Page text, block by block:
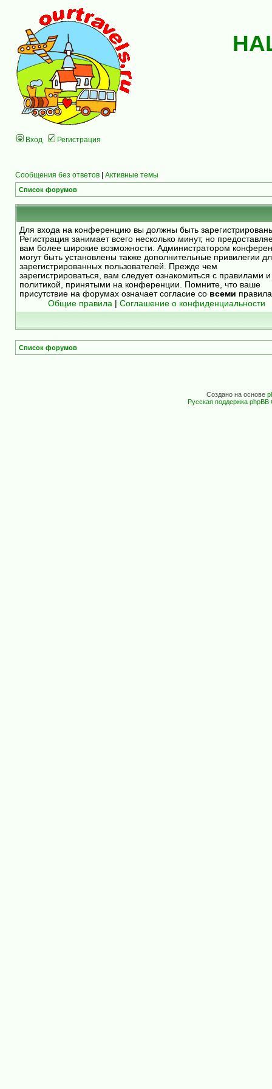
Вход Регистрация
Сообщения без ответов | Активные темы
Список форумов
Для входа на конференцию вы должны быть
Регистрация занимает всего несколько минут, но
вам более широкие возможности. Администратором
могут быть установлены также дополнительные привилегии
зарегистрированных пользователей. Прежде чем
зарегистрироваться, вам следует ознакомиться с правилами и
политикой, принятыми на конференции. Помните, что ваше
присутствие на форумах означает согласие со всеми
Общие правила
Соглашение о конфиденциальности
Список форумов
Создано на основе
Русская поддержка phpBB